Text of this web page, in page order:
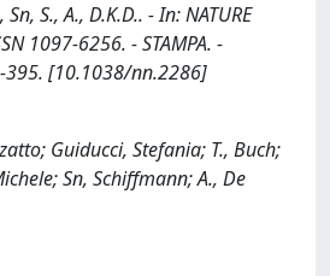
S., A., D.K.D.. - In: NATURE
1097-6256. - STAMPA. -
395. [10.1038/nn.2286]
Guiducci, Stefania; T., Buch;
Sn, Schiffmann; A., De